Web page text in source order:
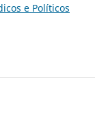
e Políticos